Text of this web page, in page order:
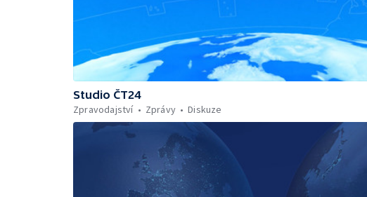
Studio ČT24
Zpravodajství
Zprávy Diskuze